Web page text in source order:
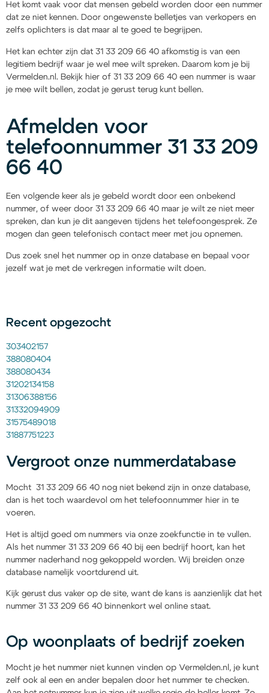
Het komt vaak voor dat mensen gebeld worden door een nummer
dat ze niet kennen. Door ongewenste belletjes van verkopers en
zelfs oplichters is dat maar al te goed te begrijpen.
Het kan echter zijn dat 31 33 209 66 40 afkomstig is van een
legitiem bedrijf waar je wel mee wilt spreken. Daarom kom je bij
Vermelden.nl. Bekijk hier of 31 33 209 66 40 een nummer is waar
je mee wilt bellen, zodat je gerust terug kunt bellen.
Afmelden voor
telefoonnummer 31 33 209
66 40
Een volgende keer als je gebeld wordt door een onbekend
nummer, of weer door 31 33 209 66 40 maar je wilt ze niet meer
spreken, dan kun je dit aangeven tijdens het telefoongesprek. Ze
mogen dan geen telefonisch contact meer met jou opnemen.
Dus zoek snel het nummer op in onze database en bepaal voor
jezelf wat je met de verkregen informatie wilt doen.
Recent opgezocht
303402157
388080404
388080434
31202134158
31306388156
31332094909
31575489018
31887751223
Vergroot onze nummerdatabase
Mocht 31 33 209 66 40 nog niet bekend zijn in onze database,
dan is het toch waardevol om het telefoonnummer hier in te
voeren.
Het is altijd goed om nummers via onze zoekfunctie in te vullen.
Als het nummer 31 33 209 66 40 bij een bedrijf hoort, kan het
nummer naderhand nog gekoppeld worden. Wij breiden onze
database namelijk voortdurend uit.
Kijk gerust dus vaker op de site, want de kans is aanzienlijk dat het
nummer 31 33 209 66 40 binnenkort wel online staat.
Op woonplaats of bedrijf zoeken
Mocht je het nummer niet kunnen vinden op Vermelden.nl, je kunt
zelf ook al een en ander bepalen door het nummer te checken.